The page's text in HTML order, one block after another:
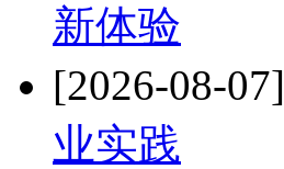
新体验
[2026-08-07]
业实践